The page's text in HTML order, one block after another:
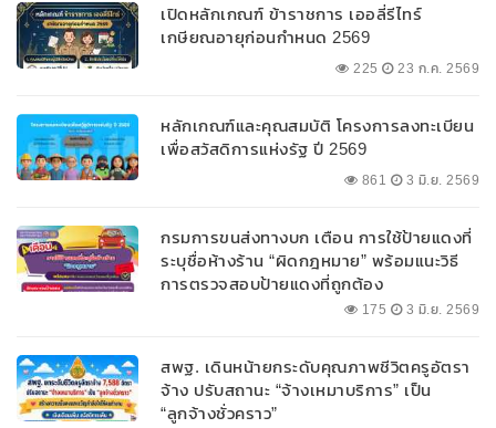
เปิดหลักเกณฑ์ ข้าราชการ เออลี่รีไทร์
เกษียณอายุก่อนกำหนด 2569
225 23 ก.ค. 2569
หลักเกณฑ์และคุณสมบัติ โครงการลงทะเบียน
เพื่อสวัสดิการแห่งรัฐ ปี 2569
861 3 มิ.ย. 2569
กรมการขนส่งทางบก เตือน การใช้ป้ายแดงที่
ระบุชื่อห้างร้าน “ผิดกฎหมาย” พร้อมแนะวิธี
การตรวจสอบป้ายแดงที่ถูกต้อง
175 3 มิ.ย. 2569
สพฐ. เดินหน้ายกระดับคุณภาพชีวิตครูอัตรา
จ้าง ปรับสถานะ “จ้างเหมาบริการ” เป็น
“ลูกจ้างชั่วคราว”